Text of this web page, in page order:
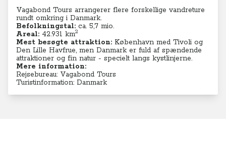
Vagabond Tours arrangerer flere forskellige vandreture
rundt omkring i Danmark.
Befolkningstal: ca. 5,7 mio.
Areal: 42.931 km2
Mest besøgte attraktion: København med Tivoli og
Den Lille Havfrue, men Danmark er fuld af spændende
attraktioner og fin natur - specielt langs kystlinjerne.
Mere information:
Rejsebureau: Vagabond Tours
Turistinformation: Danmark